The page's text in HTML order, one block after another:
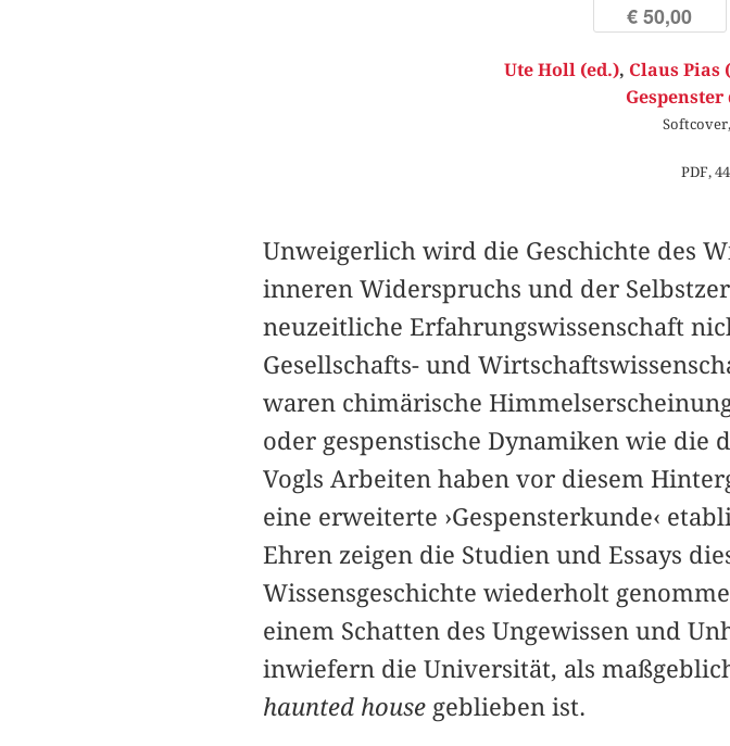
€ 50,00
Ute Holl (ed.), Claus Pias
Gespenster
PDF,
Unweigerlich wird die Geschichte des
inneren Widerspruchs und der
neuzeitliche Erfahrungswissenschaft
Gesellschafts- und
waren chimärische
oder gespenstische Dynamiken wie die
Vogls Arbeiten haben vor diesem
eine erweiterte ›Gespensterkunde‹
Ehren zeigen die Studien und Essays
Wissensgeschichte wiederholt
einem Schatten des Ungewissen und
inwiefern die Universität, als
haunted housegeblieben ist.